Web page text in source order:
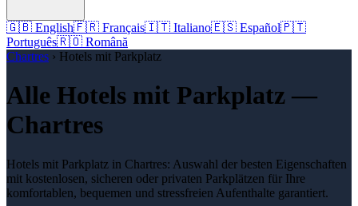
🇬🇧 English🇫🇷 Français🇮🇹 Italiano🇪🇸 Español🇵🇹
Português🇷🇴 Română
Chartres › Hotels mit Parkplatz
Alle Hotels mit Parkplatz —
Chartres
Hotels mit Parkplatz in Chartres: Auswahl der besten Eigenschaften
mit kostenlosen, sicheren oder privaten Parkplätzen für Ihre
komfortablen, bequemen und stressfreien Aufenthalte garantiert.